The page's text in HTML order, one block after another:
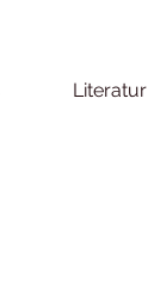
Literatur